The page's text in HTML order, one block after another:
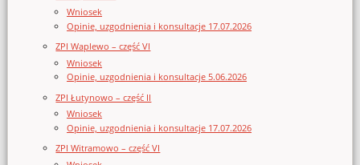
Wniosek
Opinie, uzgodnienia i konsultacje 17.07.2026
ZPI Waplewo – część VI
Wniosek
Opinie, uzgodnienia i konsultacje 5.06.2026
ZPI Łutynowo – część II
Wniosek
Opinie, uzgodnienia i konsultacje 17.07.2026
ZPI Witramowo – część VI